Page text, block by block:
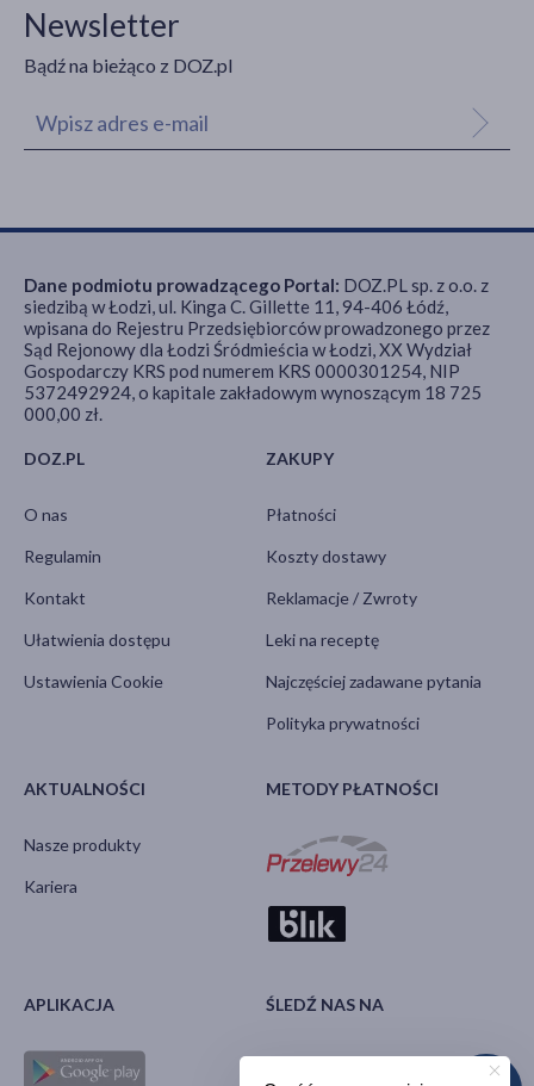
Newsletter
Bądź na bieżąco z DOZ.pl
DOZ.PL
O nas
Regulamin
Kontakt
Ułatwienia dostępu
Ustawienia Cookie
ZAKUPY
Płatności
Koszty dostawy
Reklamacje / Zwroty
Leki na receptę
Najczęściej zadawane pytania
Polityka prywatności
AKTUALNOŚCI
Nasze produkty
Kariera
METODY PŁATNOŚCI
APLIKACJA ŚLEDŹ NAS NA
Dane podmiotu prowadzącego Portal: DOZ.PL sp. z o.o. z
siedzibą w Łodzi, ul. Kinga C. Gillette 11, 94-406 Łódź,
wpisana do Rejestru Przedsiębiorców prowadzonego przez
Sąd Rejonowy dla Łodzi Śródmieścia w Łodzi, XX Wydział
Gospodarczy KRS pod numerem KRS 0000301254, NIP
5372492924, o kapitale zakładowym wynoszącym 18 725
000,00 zł.